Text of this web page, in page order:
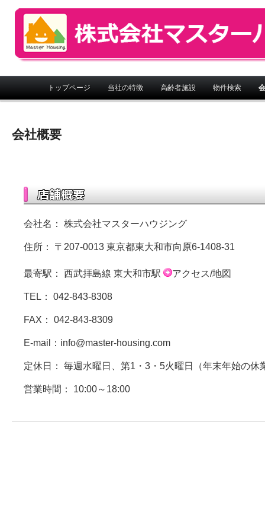
株式会社マスターハウジング
メインメニュートップページ 当社の特徴 高齢者施設 物件検索
会社概要
会社名： 株式会社マスターハウジング
住所： 〒207-0013 東京都東大和市向原6-1408-31
最寄駅： 西武拝島線 東大和市駅 アクセス/地図
TEL： 042-843-8308
FAX： 042-843-8309
E-mail： info@master-housing.com
定休日： 毎週水曜日、第1・3・5火曜日（年末年始の休
営業時間： 10:00～18:00